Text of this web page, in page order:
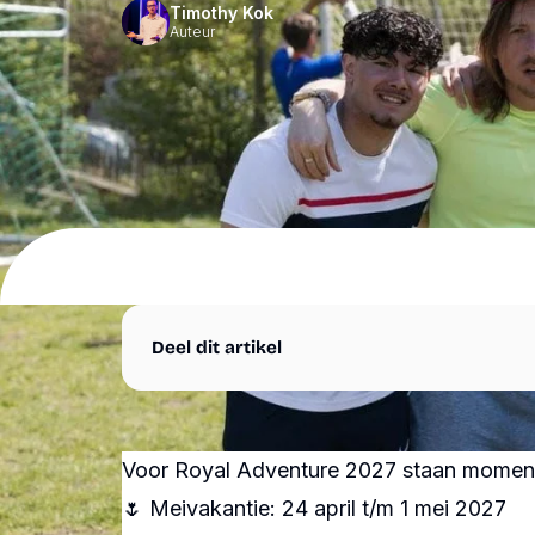
Boeken &
materialen
Suriname
diensten
Volg ons
Instagram
Facebook
LinkedIn
Snel
naar
Webshop
Agenda
Nieuws
Over
ons
ons
Shop
Contact
Timothy Kok
Auteur
Deel dit artikel
Voor Royal Adventure 2027 staan
🌷 Meivakantie: 24 april t/m 1 mei 2027